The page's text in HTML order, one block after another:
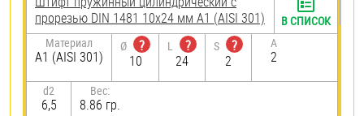
прорезью DIN 1481 10х24 мм А1 (AISI 301)
Материал
А1 (AISI 301)
Ø
?
10
L
?
24
S
?
2
A
2
d2
6,5
Вес:
8.86 гр.
В СПИСОК